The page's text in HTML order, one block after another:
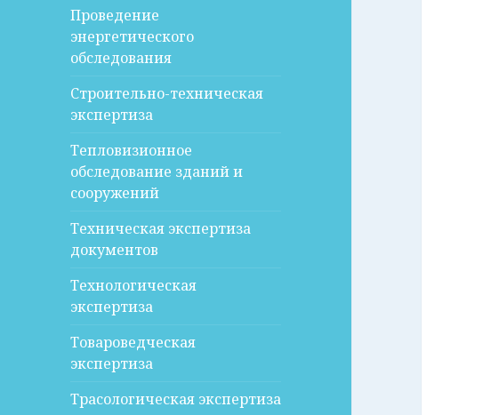
Проведение
энергетического
обследования
Строительно-техническая
экспертиза
Тепловизионное
обследование зданий и
сооружений
Техническая экспертиза
документов
Технологическая
экспертиза
Товароведческая
экспертиза
Трасологическая экспертиза